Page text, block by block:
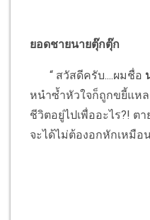
ยอดชายนายตุ๊กตุ๊ก
“ สวัสดีครับ....ผมชื่อ
หนำซ้ำหัวใจก็ถูกขยี้แหล
ชีวิตอยู่ไปเพื่ออะไร?! ต
จะได้ไม่ต้องอกหักเหมือ
ด้วยคว
นา